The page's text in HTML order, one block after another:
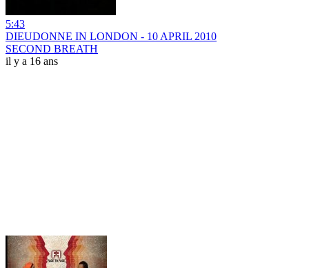
5:43
DIEUDONNE IN LONDON - 10 APRIL 2010
SECOND BREATH
il y a 16 ans